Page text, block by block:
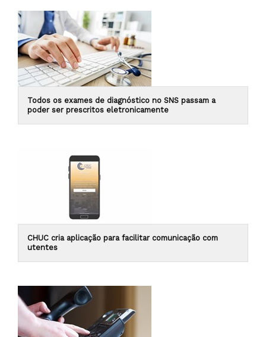
Todos os exames de diagnóstico no SNS passam a
poder ser prescritos eletronicamente
CHUC cria aplicação para facilitar comunicação com
utentes